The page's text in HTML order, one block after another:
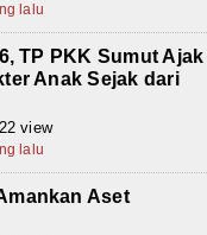
lalu
TP PKK Sumut Ajak
Anak Sejak dari
view
lalu
Aset